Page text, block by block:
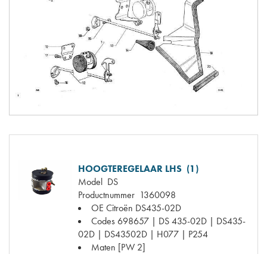
HOOGTEREGELAAR LHS (1)
Model DS
Productnummer 1360098
OE Citroën DS435-02D
Codes 698657 | DS 435-02D | DS435-
02D | DS43502D | H077 | P254
Maten [PW 2]